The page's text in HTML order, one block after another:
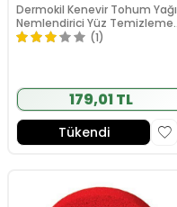
Dermokil Kenevir Tohum Yağı
Nemlendirici Yüz Temizleme
Jeli 300 ml
(1)
179,01 TL
Tükendi